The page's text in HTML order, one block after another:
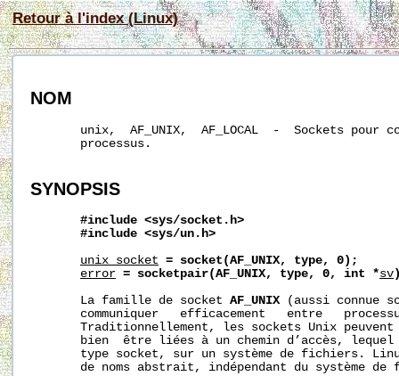
Retour à l'index (Linux)
NOM
unix,  AF_UNIX,  AF_LOCAL  -  Sockets pour
       processus.
SYNOPSIS
#include <sys/socket.h>
#include <sys/un.h>
unix_socket = socket(AF_UNIX, type,
0);
error = socketpair(AF_UNIX, type, 0, int *sv
       La famille de socket
AF_UNIX (aussi connue
communiquer   efficacement   entre
Traditionnellement, les sockets Unix
bien  être liées à un chemin d’accès,
type socket, sur un système de fichiers.
de noms abstrait, indépendant du système de